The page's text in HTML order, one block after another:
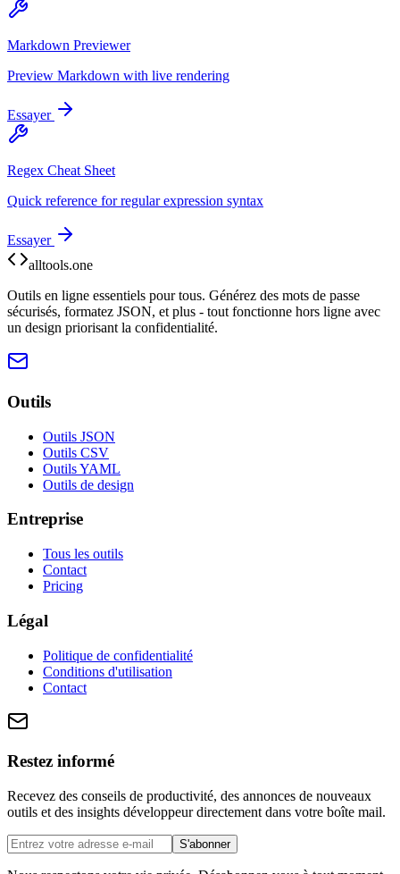
Markdown Previewer
Preview Markdown with live rendering
Essayer
Regex Cheat Sheet
Quick reference for regular expression syntax
Essayer
alltools.one
Outils en ligne essentiels pour tous. Générez des mots de passe
sécurisés, formatez JSON, et plus - tout fonctionne hors ligne avec
un design priorisant la confidentialité.
Outils
Outils JSON
Outils CSV
Outils YAML
Outils de design
Entreprise
Tous les outils
Contact
Pricing
Légal
Politique de confidentialité
Conditions d'utilisation
Contact
Restez informé
Recevez des conseils de productivité, des annonces de nouveaux
outils et des insights développeur directement dans votre boîte mail.
S'abonner